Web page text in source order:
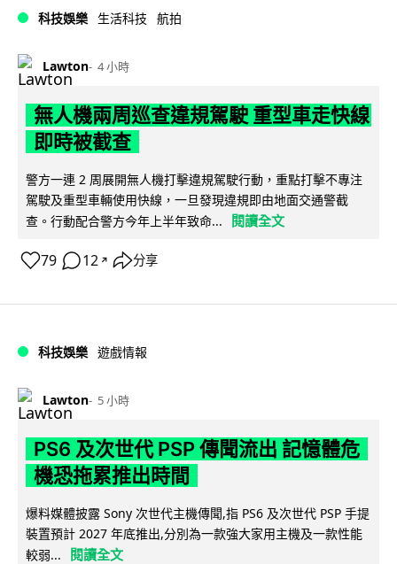
科技娛樂 生活科技 航拍
Lawton 4 小時
無人機兩周巡查違規駕駛 重型車走快線
即時被截查
警方一連 2 周展開無人機打擊違規駕駛行動，重點打擊不專注
駕駛及重型車輛使用快線，一旦發現違規即由地面交通警截
查。行動配合警方今年上半年致命...
閱讀全文
79 12 ↗ 分享
科技娛樂 遊戲情報
Lawton 5 小時
PS6 及次世代 PSP 傳聞流出 記憶體危
機恐拖累推出時間
爆料媒體披露 Sony 次世代主機傳聞,指 PS6 及次世代 PSP 手提
裝置預計 2027 年底推出,分別為一款強大家用主機及一款性能
較弱...
閱讀全文